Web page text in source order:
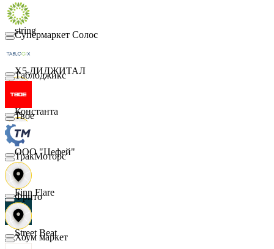
string
X5 ДИДЖИТАЛ
Константа
ООО "Цефей"
Finn Flare
Street Beat
Супермаркет Солос
Таблоджикс
Твое
ТракМоторс
Фрито
Хоум маркет